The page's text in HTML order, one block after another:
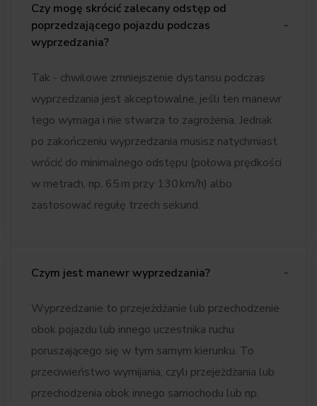
Czy mogę skrócić zalecany odstęp od
poprzedzającego pojazdu podczas
wyprzedzania?
Tak - chwilowe zmniejszenie dystansu podczas
wyprzedzania jest akceptowalne, jeśli ten manewr
tego wymaga i nie stwarza to zagrożenia. Jednak
po zakończeniu wyprzedzania musisz natychmiast
wrócić do minimalnego odstępu (połowa prędkości
w metrach, np. 65 m przy 130 km/h) albo
zastosować regułę trzech sekund.
Czym jest manewr wyprzedzania?
Wyprzedzanie to przejeżdżanie lub przechodzenie
obok pojazdu lub innego uczestnika ruchu
poruszającego się w tym samym kierunku. To
przeciwieństwo wymijania, czyli przejeżdżania lub
przechodzenia obok innego samochodu lub np.